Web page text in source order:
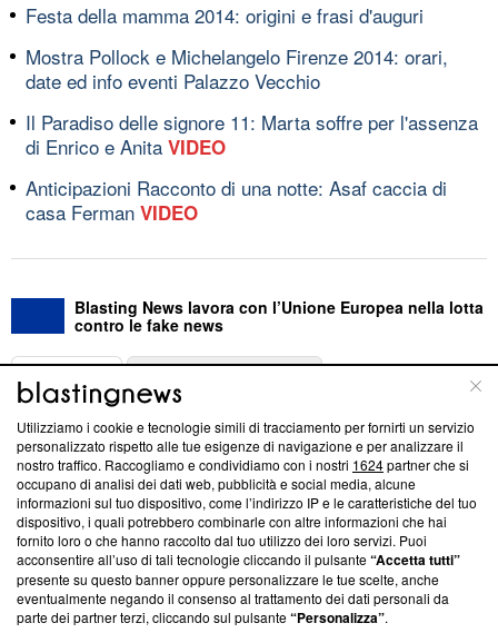
Festa della mamma 2014: origini e frasi d'auguri
Mostra Pollock e Michelangelo Firenze 2014: orari,
date ed info eventi Palazzo Vecchio
Il Paradiso delle signore 11: Marta soffre per l'assenza
di Enrico e Anita VIDEO
Anticipazioni Racconto di una notte: Asaf caccia di
casa Ferman VIDEO
Blasting News lavora con l’Unione Europea nella lotta
contro le fake news
ABOUT
Questa sezione offre informazioni trasparenti su Blasting
News, sui nostri processi editoriali e su come ci impegniamo a
creare news di qualità. Inoltre, afferma la nostra aderenza a
‘Trust Project - News with Integrity’Blasting News non è
ancora membro del programma, ma ha richiesto di farne
parte; Trust Project non ha ancora effettuato una verifica di
conformità agli standard.
Su di noi
Utilizziamo i cookie e tecnologie simili di tracciamento per fornirti un servizio
personalizzato rispetto alle tue esigenze di navigazione e per analizzare il
nostro traffico. Raccogliamo e condividiamo con i nostri 1624partner che si
occupano di analisi dei dati web, pubblicità e social media, alcune
informazioni sul tuo dispositivo, come l’indirizzo IP e le caratteristiche del tuo
dispositivo, i quali potrebbero combinarle con altre informazioni che hai
fornito loro o che hanno raccolto dal tuo utilizzo dei loro servizi. Puoi
acconsentire all’uso di tali tecnologie cliccando il pulsante“Accetta tutti”
presente su questo banner oppure personalizzare le tue scelte, anche
eventualmente negando il consenso al trattamento dei dati personali da
parte dei partner terzi, cliccando sul pulsante“Personalizza”.